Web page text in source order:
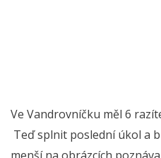
Ve Vandrovníčku měl 6
Teď splnit poslední úkol a